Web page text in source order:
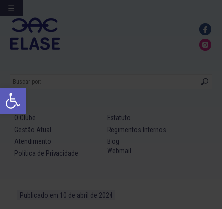
Abrir a barra de ferramentas
Ir
para
conteúdo
O Clube
Estatuto
Gestão Atual
Regimentos Internos
Atendimento
Blog
Política de Privacidade
Webmail
Publicado em 10 de abril de 2024
☰